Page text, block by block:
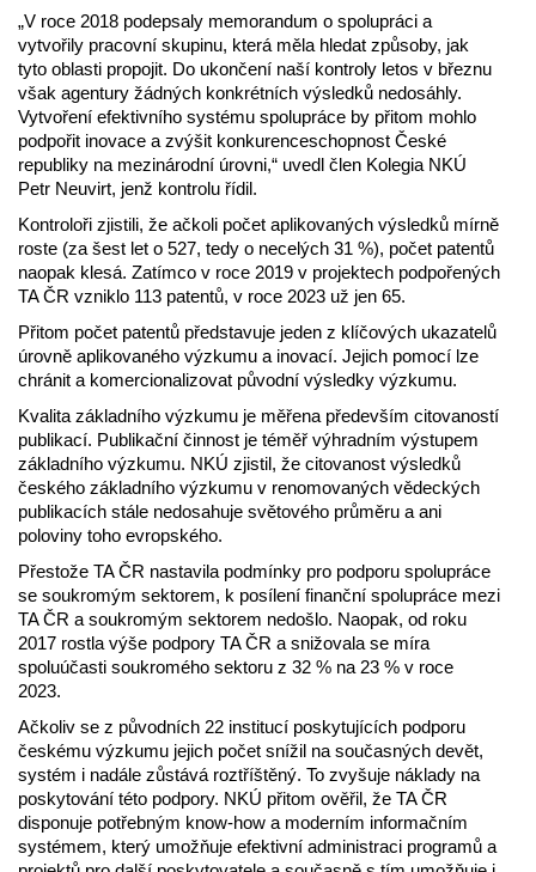
„V roce 2018 podepsaly memorandum o spolupráci a
vytvořily pracovní skupinu, která měla hledat způsoby, jak
tyto oblasti propojit. Do ukončení naší kontroly letos v březnu
však agentury žádných konkrétních výsledků nedosáhly.
Vytvoření efektivního systému spolupráce by přitom mohlo
podpořit inovace a zvýšit konkurenceschopnost České
republiky na mezinárodní úrovni,“ uvedl člen Kolegia NKÚ
Petr Neuvirt, jenž kontrolu řídil.
Kontroloři zjistili, že ačkoli počet aplikovaných výsledků mírně
roste (za šest let o 527, tedy o necelých 31 %), počet patentů
naopak klesá. Zatímco v roce 2019 v projektech podpořených
TA ČR vzniklo 113 patentů, v roce 2023 už jen 65.
Přitom počet patentů představuje jeden z klíčových ukazatelů
úrovně aplikovaného výzkumu a inovací. Jejich pomocí lze
chránit a komercionalizovat původní výsledky výzkumu.
Kvalita základního výzkumu je měřena především citovaností
publikací. Publikační činnost je téměř výhradním výstupem
základního výzkumu. NKÚ zjistil, že citovanost výsledků
českého základního výzkumu v renomovaných vědeckých
publikacích stále nedosahuje světového průměru a ani
poloviny toho evropského.
Přestože TA ČR nastavila podmínky pro podporu spolupráce
se soukromým sektorem, k posílení finanční spolupráce mezi
TA ČR a soukromým sektorem nedošlo. Naopak, od roku
2017 rostla výše podpory TA ČR a snižovala se míra
spoluúčasti soukromého sektoru z 32 % na 23 % v roce
2023.
Ačkoliv se z původních 22 institucí poskytujících podporu
českému výzkumu jejich počet snížil na současných devět,
systém i nadále zůstává roztříštěný. To zvyšuje náklady na
poskytování této podpory. NKÚ přitom ověřil, že TA ČR
disponuje potřebným know-how a moderním informačním
systémem, který umožňuje efektivní administraci programů a